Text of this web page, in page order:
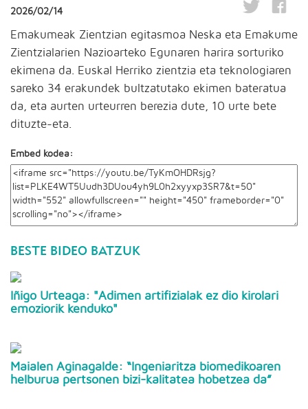
2026/02/14
Emakumeak Zientzian egitasmoa Neska eta Emakume
Zientzialarien Nazioarteko Egunaren harira sorturiko
ekimena da. Euskal Herriko zientzia eta teknologiaren
sareko 34 erakundek bultzatutako ekimen bateratua
da, eta aurten urteurren berezia dute, 10 urte bete
dituzte-eta.
Embed kodea:
BESTE BIDEO BATZUK
Iñigo Urteaga: "Adimen artifizialak ez dio kirolari
emoziorik kenduko"
Maialen Aginagalde: “Ingeniaritza biomedikoaren
helburua pertsonen bizi-kalitatea hobetzea da”